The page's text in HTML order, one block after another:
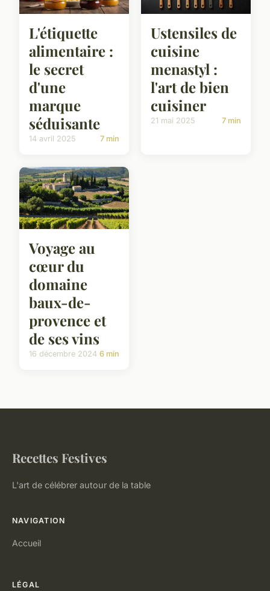
L'étiquette
alimentaire :
le secret
d'une
marque
séduisante
14 avril 2025 7 min
Ustensiles de
cuisine
menastyl :
l'art de bien
cuisiner
21 mai 2025 7 min
Voyage au
cœur du
domaine
baux-de-
provence et
de ses vins
16 décembre 2024 6 min
Recettes Festives
L'art de célébrer autour de la table
NAVIGATION
Accueil
LÉGAL